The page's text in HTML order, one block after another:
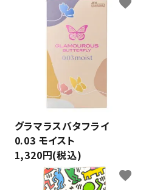
グラマラスバタフライ
0.03 モイスト
1,320円(税込)
favorite
favorite